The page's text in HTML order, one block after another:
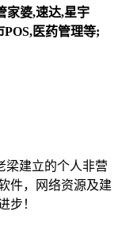
家婆,速达,星宇
医药管理等;
梁建立的个人非营
件，网络资源及建
步！